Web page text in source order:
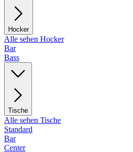
Hocker
Alle sehen Hocker
Bar
Bass
Tische
Alle sehen Tische
Standard
Bar
Center